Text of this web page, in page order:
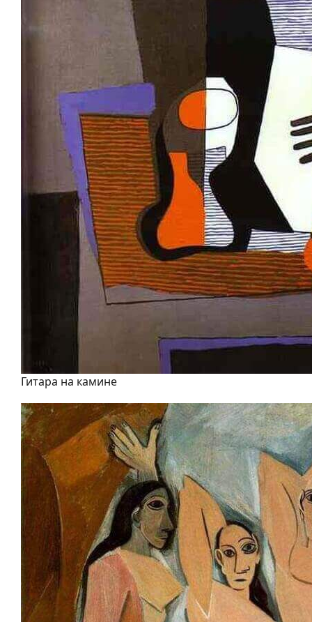
Гитара на камине